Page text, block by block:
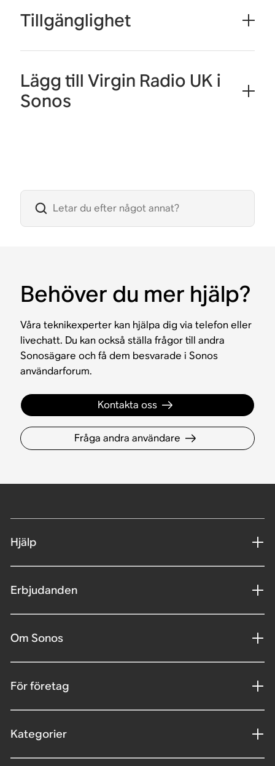
Tillgänglighet
Lägg till Virgin Radio UK i
Sonos
Behöver du mer hjälp?
Våra teknikexperter kan hjälpa dig via telefon eller
livechatt. Du kan också ställa frågor till andra
Sonosägare och få dem besvarade i Sonos
användarforum.
Kontakta oss
Fråga andra användare
Hjälp
Erbjudanden
Om Sonos
För företag
Kategorier